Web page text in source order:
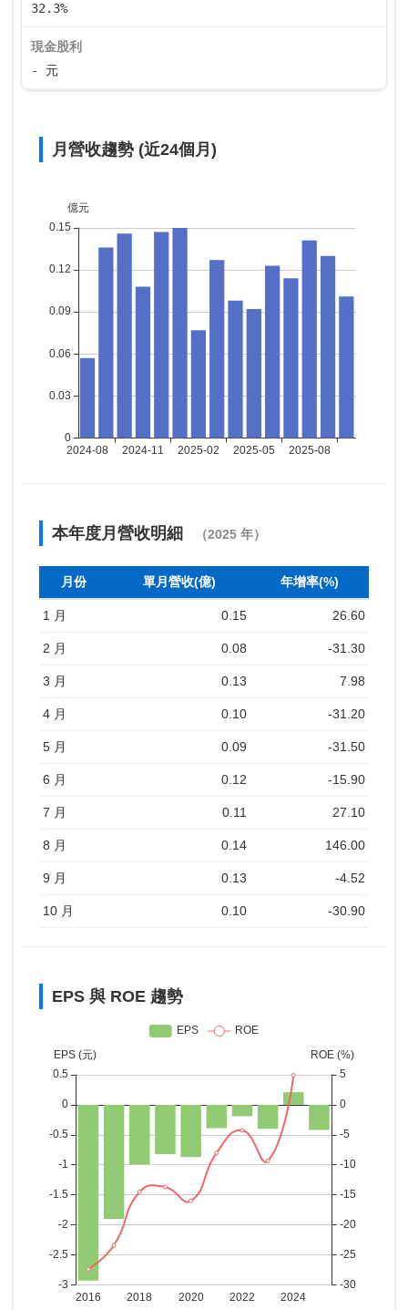
32.3%
現金股利
- 元
月營收趨勢 (近24個月)
本年度月營收明細 （2025 年）
月份 單月營收(億) 年增率(%)
1 月 0.15 26.60
2 月 0.08 -31.30
3 月 0.13 7.98
4 月 0.10 -31.20
5 月 0.09 -31.50
6 月 0.12 -15.90
7 月 0.11 27.10
8 月 0.14 146.00
9 月 0.13 -4.52
10 月 0.10 -30.90
EPS 與 ROE 趨勢